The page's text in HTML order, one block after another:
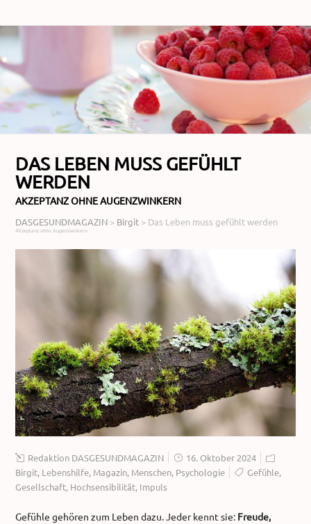
DAS LEBEN MUSS GEFÜHLT
WERDEN
AKZEPTANZ OHNE AUGENZWINKERN
DASGESUNDMAGAZIN > Birgit > Das Leben muss gefühlt werden
Akzeptanz ohne Augenzwinkern
Redaktion DASGESUNDMAGAZIN
16. Oktober 2024
Birgit, Lebenshilfe, Magazin, Menschen, Psychologie Gefühle,
Gesellschaft, Hochsensibilität, Impuls
Gefühle gehören zum Leben dazu. Jeder kennt sie: Freude,